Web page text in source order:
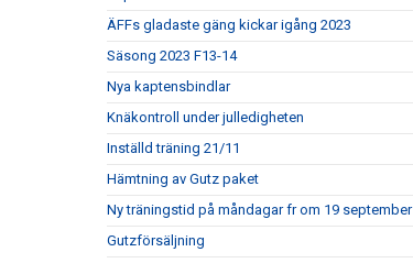
ÄFFs gladaste gäng kickar igång 2023
Säsong 2023 F13-14
Nya kaptensbindlar
Knäkontroll under julledigheten
Inställd träning 21/11
Hämtning av Gutz paket
Ny träningstid på måndagar fr om 19 september
Gutzförsäljning